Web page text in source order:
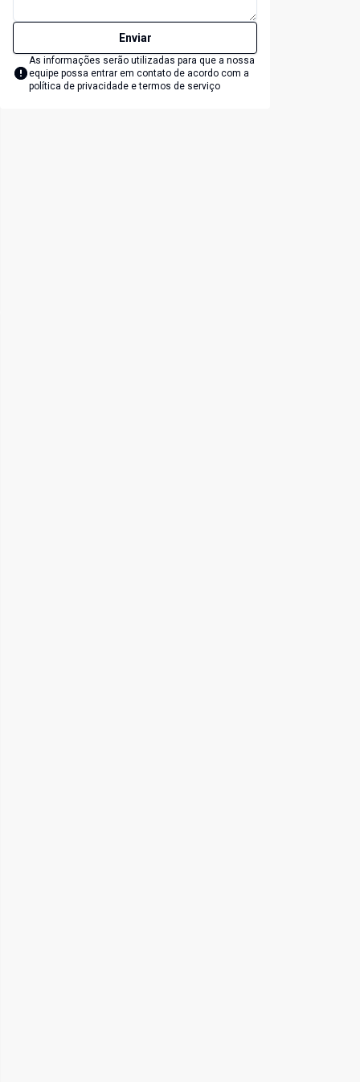
Enviar
As informações serão utilizadas para que a nossa
equipe possa entrar em contato de acordo com a
política de privacidade e termos de serviço